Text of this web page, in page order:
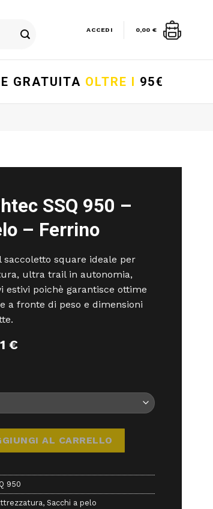
ACCEDI 0,00 €
GRATUITA OLTRE I 95€
SSQ 950 –
– Ferrino
saccoletto square ideale per
ultra trail in autonomia,
estivi poichè garantisce ottime
a fronte di peso e dimensioni
€.
€Il
143,91 €.
AL CARRELLO
950
, Sacchi a pelo